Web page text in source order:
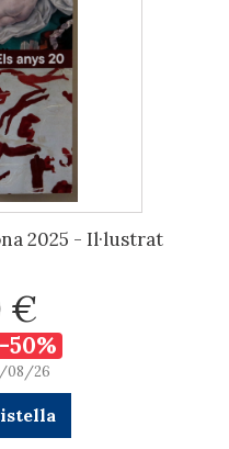
2025 - Il·lustrat
€
-50%
08/26